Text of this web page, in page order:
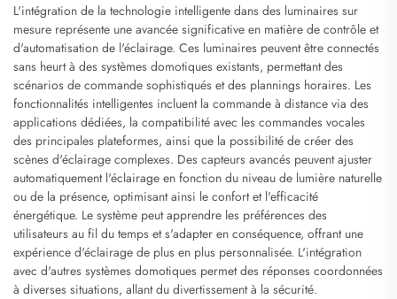
L'intégration de la technologie intelligente dans des luminaires sur
mesure représente une avancée significative en matière de contrôle et
d'automatisation de l'éclairage. Ces luminaires peuvent être connectés
sans heurt à des systèmes domotiques existants, permettant des
scénarios de commande sophistiqués et des plannings horaires. Les
fonctionnalités intelligentes incluent la commande à distance via des
applications dédiées, la compatibilité avec les commandes vocales
des principales plateformes, ainsi que la possibilité de créer des
scènes d'éclairage complexes. Des capteurs avancés peuvent ajuster
automatiquement l'éclairage en fonction du niveau de lumière naturelle
ou de la présence, optimisant ainsi le confort et l'efficacité
énergétique. Le système peut apprendre les préférences des
utilisateurs au fil du temps et s'adapter en conséquence, offrant une
expérience d'éclairage de plus en plus personnalisée. L'intégration
avec d'autres systèmes domotiques permet des réponses coordonnées
à diverses situations, allant du divertissement à la sécurité.